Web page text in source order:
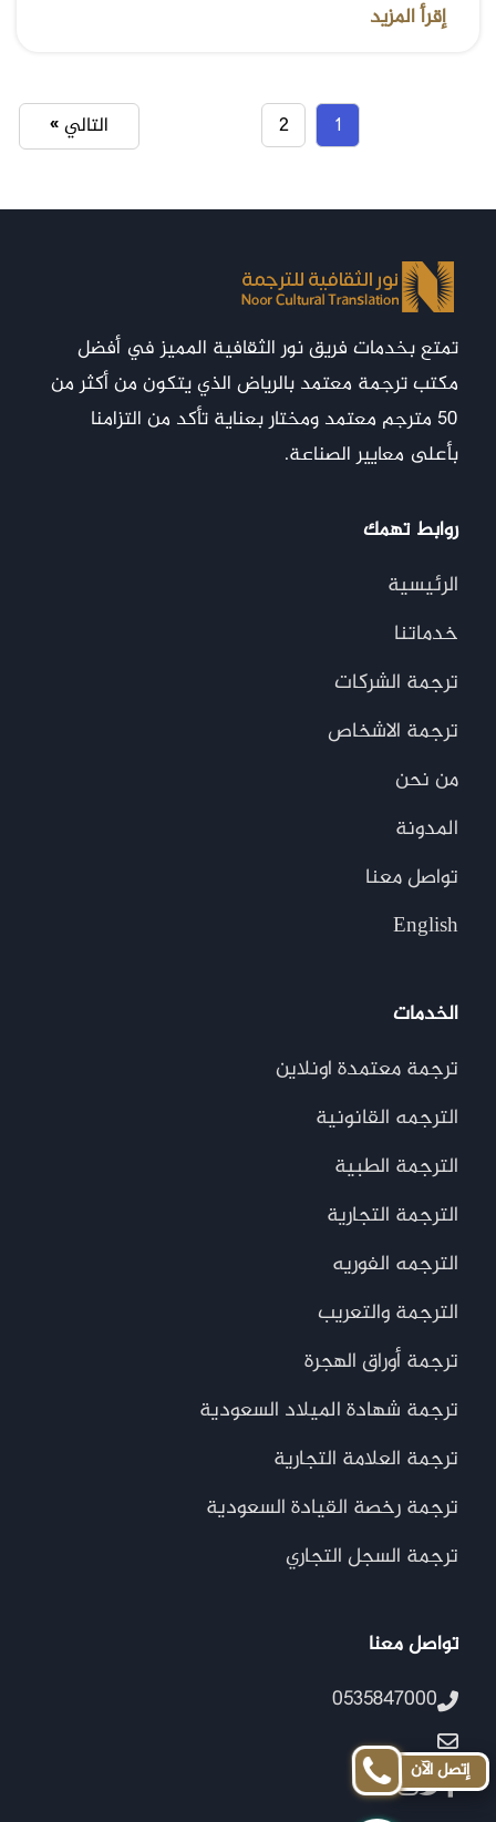
إقرأ المزيد
1
2 التالي »
تمتع بخدمات فريق نور الثقافية المميز في أفضل
مكتب ترجمة معتمد بالرياض الذي يتكون من أكثر من
50 مترجم معتمد ومختار بعناية تأكد من التزامنا
بأعلى معايير الصناعة.
روابط تهمك
الرئيسية
خدماتنا
ترجمة الشركات
ترجمة الاشخاص
من نحن
المدونة
تواصل معنا
English
الخدمات
ترجمة معتمدة اونلاين
الترجمه القانونية
الترجمة الطبية
الترجمة التجارية
الترجمه الفوريه
الترجمة والتعريب
ترجمة أوراق الهجرة
ترجمة شهادة الميلاد السعودية
ترجمة العلامة التجارية
ترجمة رخصة القيادة السعودية
ترجمة السجل التجاري
تواصل معنا
0535847000
إتصل الآن